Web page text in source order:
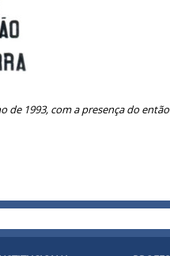
de 1993, com a presença do então
de busca